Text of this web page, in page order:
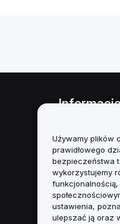
interesów
Podsumowanie
powiernictwa i
Informacje ESG
Biuletyny
kryptoaktywów
Używamy plików
prawidłowego
bezpieczeństwa
wykorzystujemy
funkcjonalnością,
ustawienia,
ulepszać ją oraz